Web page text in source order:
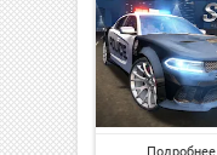
Подробнее